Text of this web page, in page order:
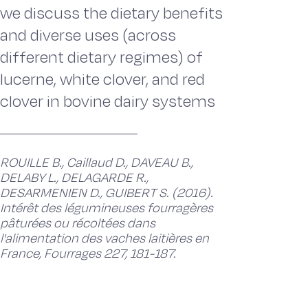
we discuss the dietary benefits
and diverse uses (across
different dietary regimes) of
lucerne, white clover, and red
clover in bovine dairy systems
ROUILLE B., Caillaud D., DAVEAU B.,
DELABY L., DELAGARDE R.,
DESARMENIEN D., GUIBERT S. (2016).
Intérêt des légumineuses fourragères
pâturées ou récoltées dans
l'alimentation des vaches laitières en
France, Fourrages 227, 181-187.